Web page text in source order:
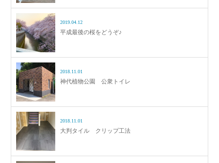
2019.04.12
平成最後の桜をどうぞ♪
2018.11.01
神代植物公園 公衆トイレ
2018.11.01
大判タイル クリップ工法